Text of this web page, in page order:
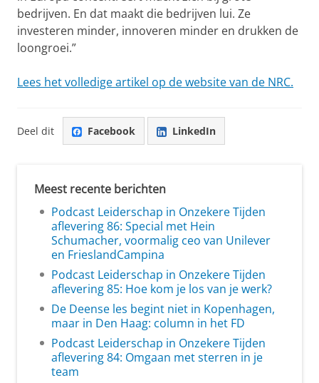
bedrijven. En dat maakt die bedrijven lui. Ze
investeren minder, innoveren minder en drukken de
loongroei.”
Lees het volledige artikel op de website van de NRC.
Deel dit Facebook LinkedIn
Meest recente berichten
Podcast Leiderschap in Onzekere Tijden
aflevering 86: Special met Hein
Schumacher, voormalig ceo van Unilever
en FrieslandCampina
Podcast Leiderschap in Onzekere Tijden
aflevering 85: Hoe kom je los van je werk?
De Deense les begint niet in Kopenhagen,
maar in Den Haag: column in het FD
Podcast Leiderschap in Onzekere Tijden
aflevering 84: Omgaan met sterren in je
team